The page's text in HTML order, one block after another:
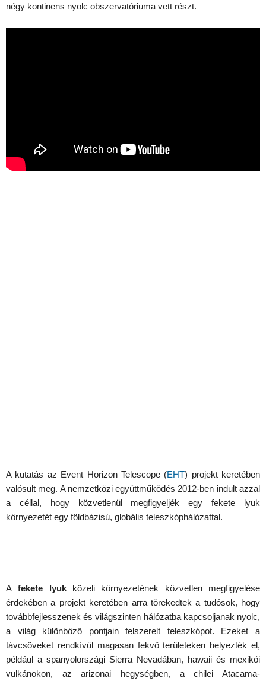
négy kontinens nyolc obszervatóriuma vett részt.
A kutatás az Event Horizon Telescope (EHT) projekt keretében
valósult meg. A nemzetközi együttműködés 2012-ben indult azzal
a céllal, hogy közvetlenül megfigyeljék egy fekete lyuk
környezetét egy földbázisú, globális teleszkóphálózattal.
A fekete lyukközeli környezetének közvetlen megfigyelése
érdekében a projekt keretében arra törekedtek a tudósok, hogy
továbbfejlesszenek és világszinten hálózatba kapcsoljanak nyolc,
a világ különböző pontjain felszerelt teleszkópot. Ezeket a
távcsöveket rendkívül magasan fekvő területeken helyezték el,
például a spanyolországi Sierra Nevadában, hawaii és mexikói
vulkánokon, az arizonai hegységben, a chilei Atacama-